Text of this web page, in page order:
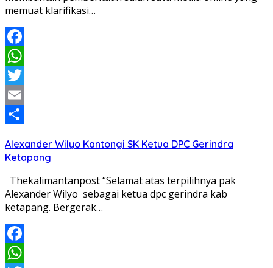
memuat klarifikasi…
Facebook
WhatsApp
Twitter
Email
Alexander Wilyo Kantongi SK Ketua DPC Gerindra
Ketapang
Thekalimantanpost “Selamat atas terpilihnya pak
Alexander Wilyo sebagai ketua dpc gerindra kab
ketapang. Bergerak…
Facebook